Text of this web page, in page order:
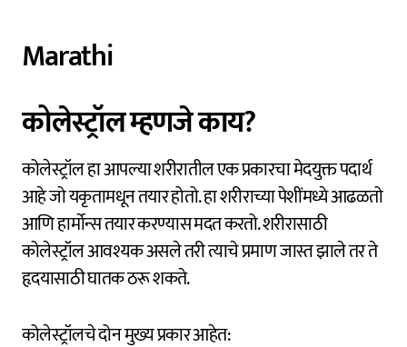
Marathi
कोलेस्ट्रॉल म्हणजे काय?
कोलेस्ट्रॉल हा आपल्या शरीरातील एक प्रकारचा मेदयुक्त पदार्थ
आहे जो यकृतामधून तयार होतो. हा शरीराच्या पेशींमध्ये आढळतो
आणि हार्मोन्स तयार करण्यास मदत करतो. शरीरासाठी
कोलेस्ट्रॉल आवश्यक असले तरी त्याचे प्रमाण जास्त झाले तर ते
हृदयासाठी घातक ठरू शकते.
कोलेस्ट्रॉलचे दोन मुख्य प्रकार आहेत: